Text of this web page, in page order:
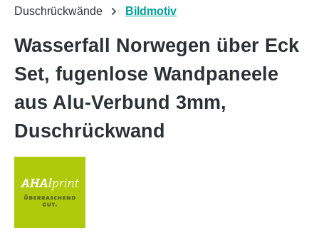
Duschrückwände Bildmotiv
Wasserfall Norwegen über Eck
Set, fugenlose Wandpaneele
aus Alu-Verbund 3mm,
Duschrückwand